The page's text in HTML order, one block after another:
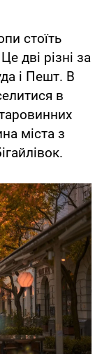
стоїть
дві різні за
і Пешт. В
в
міста з